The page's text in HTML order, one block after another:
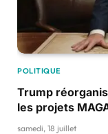
POLITIQUE
Trump
les projets
samedi, 18 juillet